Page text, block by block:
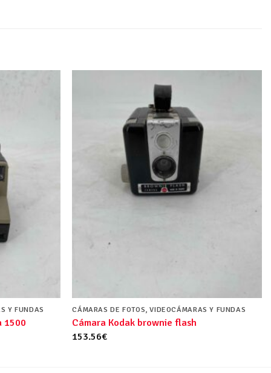
Y FUNDAS
1500
CÁMARAS DE FOTOS, VIDEOCÁMARAS Y FUNDAS
Cámara Kodak brownie flash
153.56€